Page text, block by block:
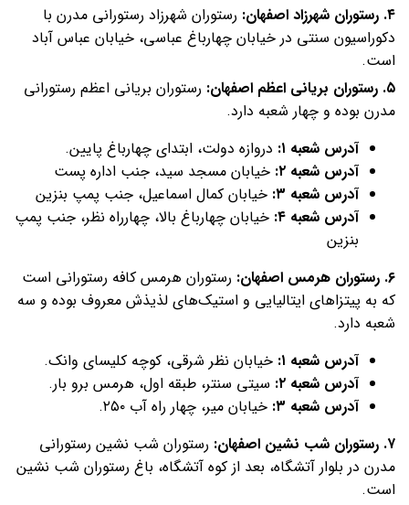
۴. رستوران شهرزاد اصفهان:
رستوران شهرزاد رستورانی مدرن با
دکوراسیون سنتی در خیابان چهارباغ عباسی، خیابان عباس آباد
است.
۵. رستوران بریانی اعظم اصفهان:
رستوران بریانی اعظم رستورانی
مدرن بوده و چهار شعبه دارد.
آدرس شعبه ۱:
دروازه دولت، ابتدای چهارباغ پایین.
آدرس شعبه ۲:
خیابان مسجد سید، جنب اداره پست
آدرس شعبه ۳:
خیابان کمال اسماعیل، جنب پمپ بنزین
آدرس شعبه ۴:
خیابان چهارباغ بالا، چهارراه نظر، جنب پمپ
بنزین
۶. رستوران هرمس اصفهان:
رستوران هرمس کافه رستورانی است
که به پیتزاهای ایتالیایی و استیک‌های لذیذش معروف بوده و سه
شعبه دارد.
آدرس شعبه ۱:
خیابان نظر شرقی، کوچه کلیسای وانک.
آدرس شعبه ۲:
سیتی سنتر، طبقه اول، هرمس برو بار.
آدرس شعبه ۳:
خيابان مير، چهار راه آب ٢٥٠.
۷. رستوران شب نشین اصفهان:
رستوران شب نشین رستورانی
مدرن در بلوار آتشگاه، بعد از کوه آتشگاه، باغ رستوران شب نشین
است.